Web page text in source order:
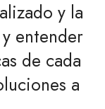
y la
entender
de cada
a